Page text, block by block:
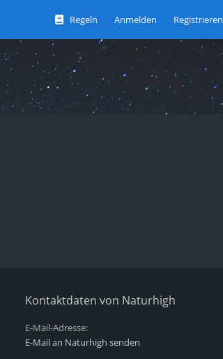
Regeln Anmelden Registrieren
Kontaktdaten von Naturhigh
E-Mail-Adresse:
E-Mail an Naturhigh senden